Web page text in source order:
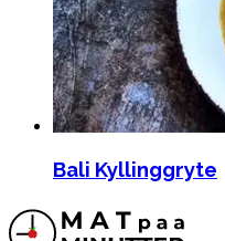
Bali Kyllinggryte